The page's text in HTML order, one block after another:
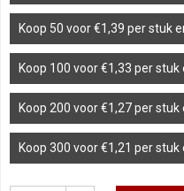
Koop 50 voor €1,39 per stuk
Koop 100 voor €1,33 per stuk
Koop 200 voor €1,27 per stuk
Koop 300 voor €1,21 per stuk